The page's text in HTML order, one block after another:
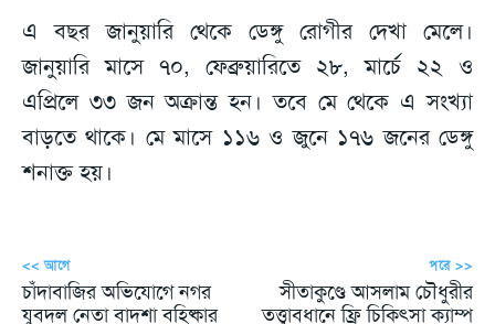
এ বছর জানুয়ারি থেকে ডেঙ্গু রোগীর দেখা মেলে।
জানুয়ারি মাসে ৭০, ফেব্রুয়ারিতে ২৮, মার্চে ২২ ও
এপ্রিলে ৩৩ জন অক্রান্ত হন। তবে মে থেকে এ সংখ্যা
বাড়তে থাকে। মে মাসে ১১৬ ও জুনে ১৭৬ জনের ডেঙ্গু
শনাক্ত হয়।
<< আগে
চাঁদাবাজির অভিযোগে নগর
যুবদল নেতা বাদশা বহিষ্কার
পরে >>
সীতাকুণ্ডে আসলাম চৌধুরীর
তত্ত্বাবধানে ফ্রি চিকিৎসা ক্যাম্প